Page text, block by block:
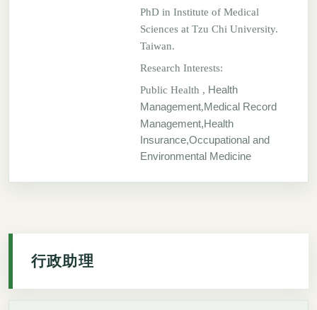
PhD in Institute of Medical
Sciences at Tzu Chi University.
Taiwan.
Research Interests:
Public Health , Health
Management,Medical Record
Management,Health
Insurance,Occupational and
Environmental Medicine
行政助理